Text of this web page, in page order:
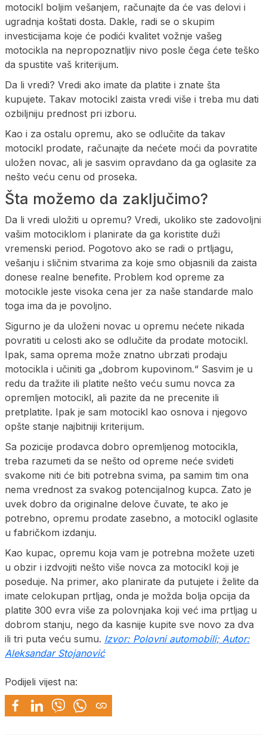
motocikl boljim vešanjem, računajte da će vas delovi i
ugradnja koštati dosta. Dakle, radi se o skupim
investicijama koje će podići kvalitet vožnje vašeg
motocikla na nepropoznatljiv nivo posle čega ćete teško
da spustite vaš kriterijum.
Da li vredi? Vredi ako imate da platite i znate šta
kupujete. Takav motocikl zaista vredi više i treba mu dati
ozbiljniju prednost pri izboru.
Kao i za ostalu opremu, ako se odlučite da takav
motocikl prodate, računajte da nećete moći da povratite
uložen novac, ali je sasvim opravdano da ga oglasite za
nešto veću cenu od proseka.
Šta možemo da zaključimo?
Da li vredi uložiti u opremu? Vredi, ukoliko ste zadovoljni
vašim motociklom i planirate da ga koristite duži
vremenski period. Pogotovo ako se radi o prtljagu,
vešanju i sličnim stvarima za koje smo objasnili da zaista
donese realne benefite. Problem kod opreme za
motocikle jeste visoka cena jer za naše standarde malo
toga ima da je povoljno.
Sigurno je da uloženi novac u opremu nećete nikada
povratiti u celosti ako se odlučite da prodate motocikl.
Ipak, sama oprema može znatno ubrzati prodaju
motocikla i učiniti ga „dobrom kupovinom.“ Sasvim je u
redu da tražite ili platite nešto veću sumu novca za
opremljen motocikl, ali pazite da ne precenite ili
pretplatite. Ipak je sam motocikl kao osnova i njegovo
opšte stanje najbitniji kriterijum.
Sa pozicije prodavca dobro opremljenog motocikla,
treba razumeti da se nešto od opreme neće svideti
svakome niti će biti potrebna svima, pa samim tim ona
nema vrednost za svakog potencijalnog kupca. Zato je
uvek dobro da originalne delove čuvate, te ako je
potrebno, opremu prodate zasebno, a motocikl oglasite
u fabričkom izdanju.
Kao kupac, opremu koja vam je potrebna možete uzeti
u obzir i izdvojiti nešto više novca za motocikl koji je
poseduje. Na primer, ako planirate da putujete i želite da
imate celokupan prtljag, onda je možda bolja opcija da
platite 300 evra više za polovnjaka koji već ima prtljag u
dobrom stanju, nego da kasnije kupite sve novo za dva
ili tri puta veću sumu. Izvor: Polovni automobili; Autor:
Aleksandar Stojanović
Podijeli vijest na: